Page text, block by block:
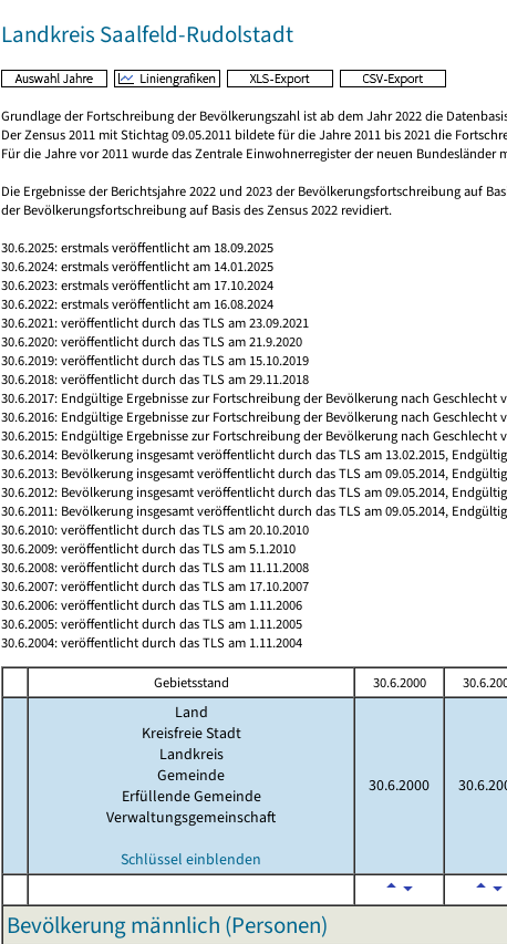
Landkreis Saalfeld-Rudolstadt
Grundlage der Fortschreibung der Bevölkerungszahl ist ab dem Jahr 2022 die
Der Zensus 2011 mit Stichtag 09.05.2011 bildete für die Jahre 2011 bis 2021 die
Für die Jahre vor 2011 wurde das Zentrale Einwohnerregister der neuen Bundesländer
Die Ergebnisse der Berichtsjahre 2022 und 2023 der Bevölkerungsfortschreibung auf
der Bevölkerungsfortschreibung auf Basis des Zensus 2022 revidiert.
30.6.2025: erstmals veröffentlicht am 18.09.2025
30.6.2024: erstmals veröffentlicht am 14.01.2025
30.6.2023: erstmals veröffentlicht am 17.10.2024
30.6.2022: erstmals veröffentlicht am 16.08.2024
30.6.2021: veröffentlicht durch das TLS am 23.09.2021
30.6.2020: veröffentlicht durch das TLS am 21.9.2020
30.6.2019: veröffentlicht durch das TLS am 15.10.2019
30.6.2018: veröffentlicht durch das TLS am 29.11.2018
30.6.2017: Endgültige Ergebnisse zur Fortschreibung der Bevölkerung nach Geschlecht
30.6.2016: Endgültige Ergebnisse zur Fortschreibung der Bevölkerung nach
30.6.2015: Endgültige Ergebnisse zur Fortschreibung der Bevölkerung nach Geschlecht
30.6.2014: Bevölkerung insgesamt veröffentlicht durch das TLS am 13.02.2015,
30.6.2013: Bevölkerung insgesamt veröffentlicht durch das TLS am 09.05.2014,
30.6.2012: Bevölkerung insgesamt veröffentlicht durch das TLS am 09.05.2014,
30.6.2011: Bevölkerung insgesamt veröffentlicht durch das TLS am 09.05.2014,
30.6.2010: veröffentlicht durch das TLS am 20.10.2010
30.6.2009: veröffentlicht durch das TLS am 5.1.2010
30.6.2008: veröffentlicht durch das TLS am 11.11.2008
30.6.2007: veröffentlicht durch das TLS am 17.10.2007
30.6.2006: veröffentlicht durch das TLS am 1.11.2006
30.6.2005: veröffentlicht durch das TLS am 1.11.2005
30.6.2004: veröffentlicht durch das TLS am 1.11.2004
Gebietsstand 30.6.2000
Land
Kreisfreie Stadt
Landkreis
Gemeinde
Erfüllende Gemeinde
Verwaltungsgemeinschaft
Schlüssel einblenden
30.6.2000
Bevölkerung männlich (Personen)